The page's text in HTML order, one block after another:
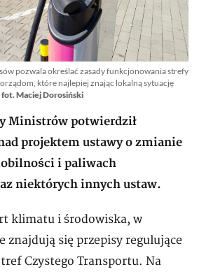
pozwala określać zasady funkcjonowania strefy
które najlepiej znając lokalną sytuację
fot. Maciej Dorosiński
Ministrów potwierdził
projektem ustawy o zmianie
i paliwach
niektórych innych ustaw.
klimatu i środowiska, w
znajdują się przepisy regulujące
Czystego Transportu. Na